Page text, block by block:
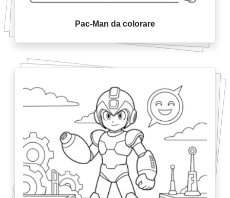
Pac-Man da colorare